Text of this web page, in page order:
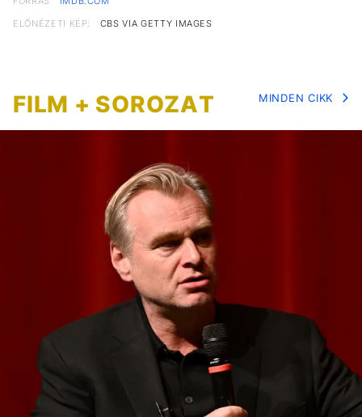
ELŐNÉZETI KÉP:
CBS VIA GETTY IMAGES
FILM + SOROZAT MINDEN CIKK